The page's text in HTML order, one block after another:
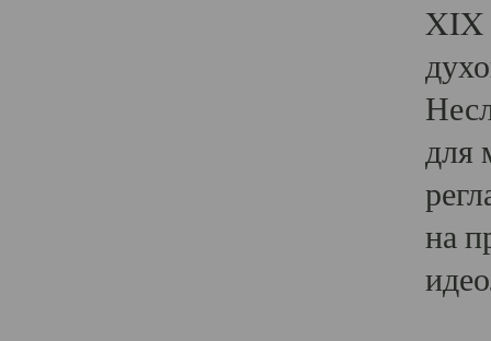
XIX
для
на